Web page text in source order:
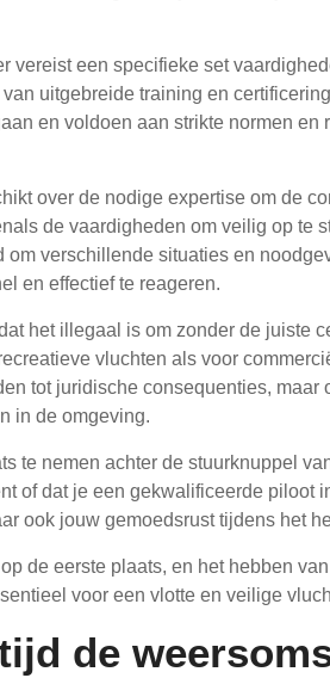
vereist een specifieke set
uitgebreide training en
en voldoen aan strikte normen en
over de nodige expertise om de
de vaardigheden om veilig op te
om verschillende situaties en
en effectief te reageren.
het illegaal is om zonder de juiste
vluchten als voor
tot juridische consequenties, maar
in de omgeving.
te nemen achter de stuurknuppel
of dat je een gekwalificeerde piloot
ook jouw gemoedsrust tijdens het
de eerste plaats, en het hebben
voor een vlotte en veilige
de